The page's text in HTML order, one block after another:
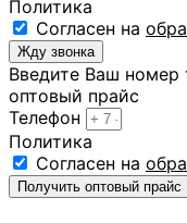
Политика
Cогласен на
Жду звонка
Введите Ваш номер
оптовый прайс
Телефон
Политика
Cогласен на
Получить оптовый прайс